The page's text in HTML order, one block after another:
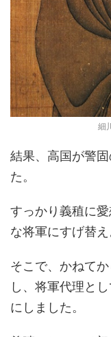
細
結果、高国が警
た。
すっかり義稙に
な将軍にすげ替え
そこで、かねて
し、将軍代理と
にしました。